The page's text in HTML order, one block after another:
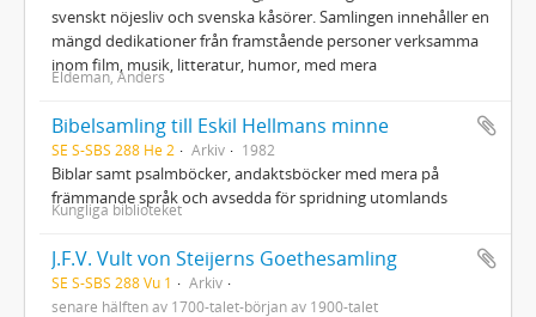
svenskt nöjesliv och svenska kåsörer. Samlingen innehåller en
mängd dedikationer från framstående personer verksamma
inom film, musik, litteratur, humor, med mera
Eldeman, Anders
Bibelsamling till Eskil Hellmans minne
SE S-SBS 288 He 2 Arkiv 1982
Biblar samt psalmböcker, andaktsböcker med mera på
främmande språk och avsedda för spridning utomlands
Kungliga biblioteket
J.F.V. Vult von Steijerns Goethesamling
SE S-SBS 288 Vu 1
Arkiv
senare hälften av 1700-talet-början av 1900-talet